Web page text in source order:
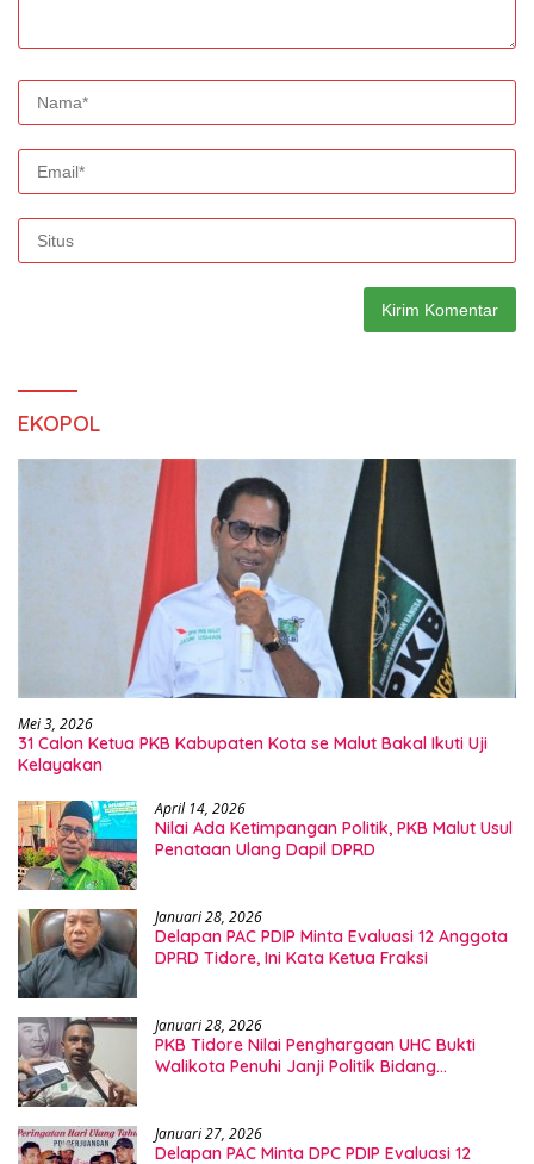
EKOPOL
Mei 3, 2026
31 Calon Ketua PKB Kabupaten Kota se Malut Bakal Ikuti Uji
Kelayakan
April 14, 2026
Nilai Ada Ketimpangan Politik, PKB Malut Usul
Penataan Ulang Dapil DPRD
Januari 28, 2026
Delapan PAC PDIP Minta Evaluasi 12 Anggota
DPRD Tidore, Ini Kata Ketua Fraksi
Januari 28, 2026
PKB Tidore Nilai Penghargaan UHC Bukti
Walikota Penuhi Janji Politik Bidang
Januari 27, 2026
Delapan PAC Minta DPC PDIP Evaluasi 12